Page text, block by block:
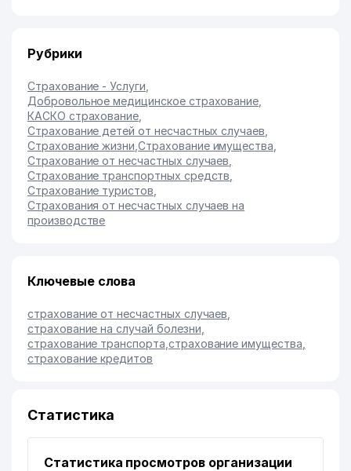
Рубрики
Страхование - Услуги
Добровольное медицинское страхование
КАСКО страхование
Страхование детей от несчастных случаев
Страхование жизни ,Страхование имущества
Страхование от несчастных случаев
Страхование транспортных средств
Страхование туристов
Страхования от несчастных случаев на
производстве
Ключевые слова
страхование от несчастных случаев
страхование на случай болезни
страхование транспорта страхование имущества
страхование кредитов
Статистика
Статистика просмотров организации